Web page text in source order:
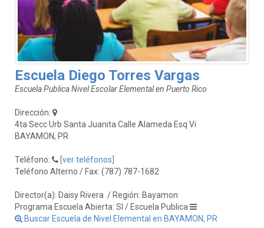
Escuela Diego Torres Vargas
Escuela Publica Nivel Escolar Elemental en Puerto Rico
Dirección:
4ta Secc Urb Santa Juanita Calle Alameda Esq Vi
BAYAMON, PR
Teléfono:
[ver teléfonos]
Teléfono Alterno / Fax: (787) 787-1682
Director(a): Daisy Rivera / Región: Bayamon
Programa Escuela Abierta: SI / Escuela Publica
Buscar Escuela de Nivel Elemental en BAYAMON, PR